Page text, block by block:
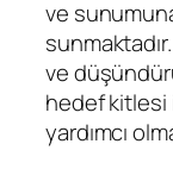
ve
ve
hedef kitlesi
yardımcı